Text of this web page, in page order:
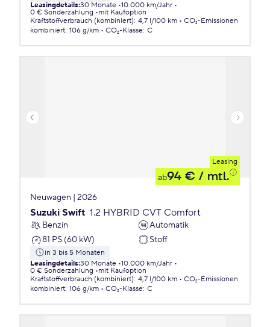
Leasingdetails:30 Monate 10.000 km/Jahr
0 € Sonderzahlung
mit Kaufoption
Kraftstoffverbrauch (kombiniert): 4,7 l/100 km
CO₂-Emissionen
kombiniert: 106 g/km CO₂-Klasse: C
Leasing
ab94 € / mtl.
Neuwagen | 2026
Suzuki Swift 1.2 HYBRID CVT Comfort
Benzin
Automatik
81 PS (60 kW)
Stoff
in 3 bis 5 Monaten
Leasingdetails:30 Monate 10.000 km/Jahr
0 € Sonderzahlung
mit Kaufoption
Kraftstoffverbrauch (kombiniert): 4,7 l/100 km
CO₂-Emissionen
kombiniert: 106 g/km CO₂-Klasse: C